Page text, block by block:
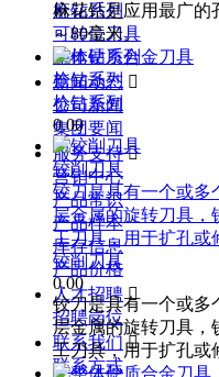
枪钻系列
可转位刀具
整体硬质合金刀具
新闻动态 
公司新闻
集团要闻
服务支持 
营销中心
产品常识
产品样本
库存信息
产品价格
人才招聘 
招聘岗位
联系我们 
联系方式
麻花钻是应用最广的
～80毫米。
枪钻系列
枪钻系列
0.00
铰削刀具
铰刀是具有一个或多
层金属的旋转刀具，
工刀具，用于扩孔或
铰削刀具
0.00
铰刀是具有一个或多
层金属的旋转刀具，
工刀具，用于扩孔或